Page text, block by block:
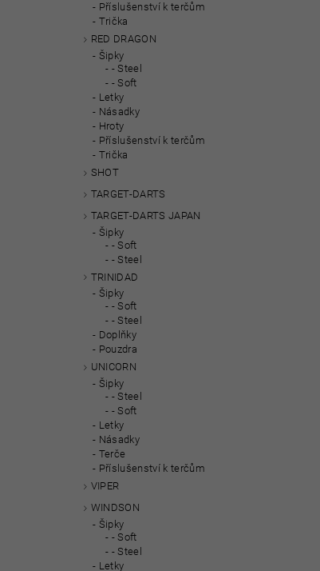
Příslušenství k terčům
Trička
RED DRAGON
Šipky
- Steel
- Soft
Letky
Násadky
Hroty
Příslušenství k terčům
Trička
SHOT
TARGET-DARTS
TARGET-DARTS JAPAN
Šipky
- Soft
- Steel
TRINIDAD
Šipky
- Soft
- Steel
Doplňky
Pouzdra
UNICORN
Šipky
- Steel
- Soft
Letky
Násadky
Terče
Příslušenství k terčům
VIPER
WINDSON
Šipky
- Soft
- Steel
Letky